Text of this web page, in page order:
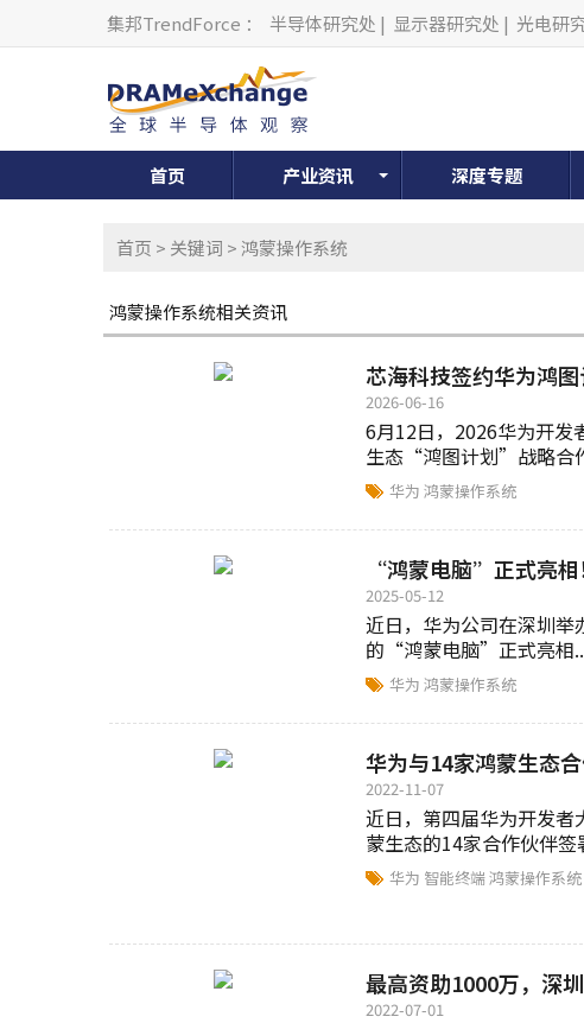
集邦TrendForce ： 半导体研究处 | 显示器研究处 | 光电研
首页 产业资讯 深度专题
首页 > 关键词 > 鸿蒙操作系统
鸿蒙操作系统相关资讯
芯海科技签约华为鸿
2026-06-16
6月12日，2026华为开发
生态“鸿图计划”战略合
华为 鸿蒙操作系统
“鸿蒙电脑”正式亮
2025-05-12
近日，华为公司在深圳
的“鸿蒙电脑”正式亮相
华为 鸿蒙操作系统
华为与14家鸿蒙生态
2022-11-07
近日，第四届华为开发
蒙生态的14家合作伙伴
华为 智能终端鸿蒙操作系统
最高资助1000万，深
2022-07-01